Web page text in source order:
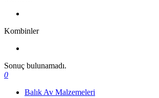
Kombinler
Sonuç bulunamadı.
0
Balık Av Malzemeleri